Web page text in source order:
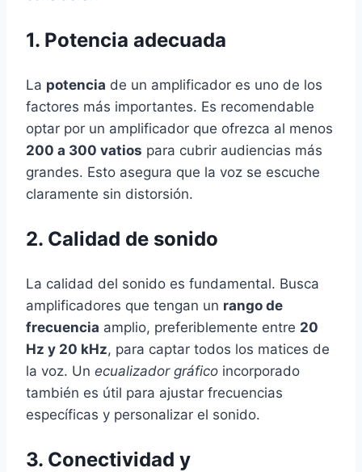
1. Potencia adecuada
La potencia de un amplificador es uno de los
factores más importantes. Es recomendable
optar por un amplificador que ofrezca al menos
200 a 300 vatios para cubrir audiencias más
grandes. Esto asegura que la voz se escuche
claramente sin distorsión.
2. Calidad de sonido
La calidad del sonido es fundamental. Busca
amplificadores que tengan un rango de
frecuencia amplio, preferiblemente entre 20
Hz y 20 kHz, para captar todos los matices de
la voz. Un ecualizador gráfico incorporado
también es útil para ajustar frecuencias
específicas y personalizar el sonido.
3. Conectividad y